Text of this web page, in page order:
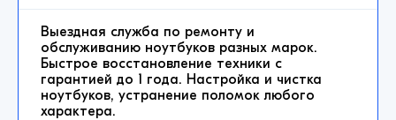
Выездная служба по ремонту и
обслуживанию ноутбуков разных марок.
Быстрое восстановление техники с
гарантией до 1 года. Настройка и чистка
ноутбуков, устранение поломок любого
характера.